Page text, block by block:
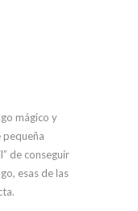
mágico y
de conseguir
esas de las